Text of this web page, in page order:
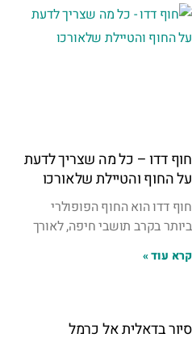
חוף דדו – כל מה שצריך לדעת
על החוף והטיילת שלאורכו
חוף דדו הוא החוף הפופולרי
ביותר בקרב תושבי חיפה, לאורך
קרא עוד »
סיור בדאלית אל כרמל